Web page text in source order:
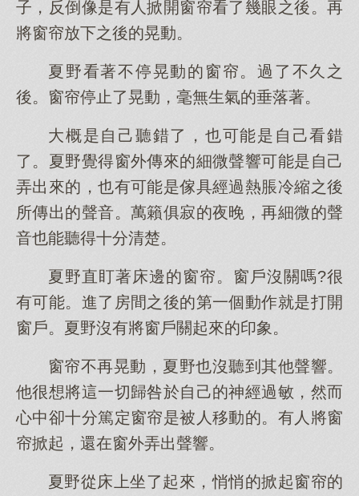
子，反倒像是有人掀開窗帘看了幾眼之後。再
將窗帘放下之後的晃動。
夏野看著不停晃動的窗帘。過了不久之
後。窗帘停止了晃動，毫無生氣的垂落著。
大概是自己聽錯了，也可能是自己看錯
了。夏野覺得窗外傳來的細微聲響可能是自己
弄出來的，也有可能是傢具經過熱脹冷縮之後
所傳出的聲音。萬籟俱寂的夜晚，再細微的聲
音也能聽得十分清楚。
夏野直盯著床邊的窗帘。窗戶沒關嗎?很
有可能。進了房間之後的第一個動作就是打開
窗戶。夏野沒有將窗戶關起來的印象。
窗帘不再晃動，夏野也沒聽到其他聲響。
他很想將這一切歸咎於自己的神經過敏，然而
心中卻十分篤定窗帘是被人移動的。有人將窗
帘掀起，還在窗外弄出聲響。
夏野從床上坐了起來，悄悄的掀起窗帘的